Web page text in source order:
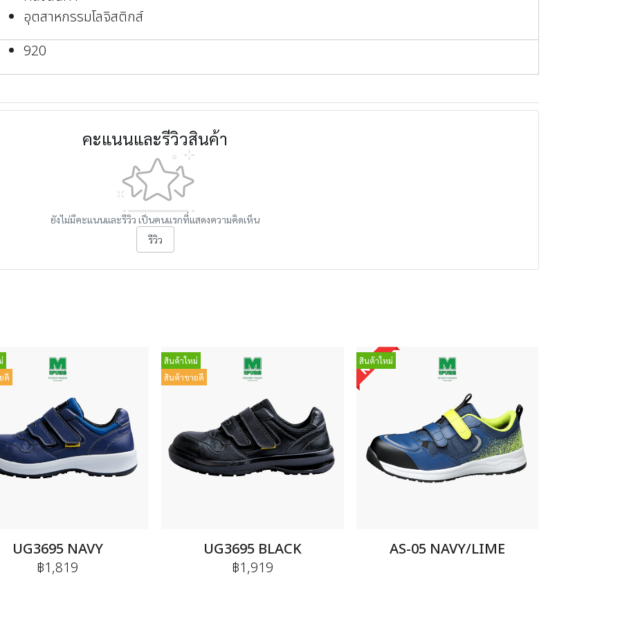
อุตสาหกรรมโลจิสติกส์
920
คะแนนและรีวิวสินค้า
ยังไม่มีคะแนนและรีวิว เป็นคนแรกที่แสดงความคิดเห็น
รีวิว
ดี
UG3695 NAVY
฿1,819
สินค้าใหม่
สินค้าขายดี
UG3695 BLACK
฿1,919
สินค้าใหม่
AS-05 NAVY/LIME